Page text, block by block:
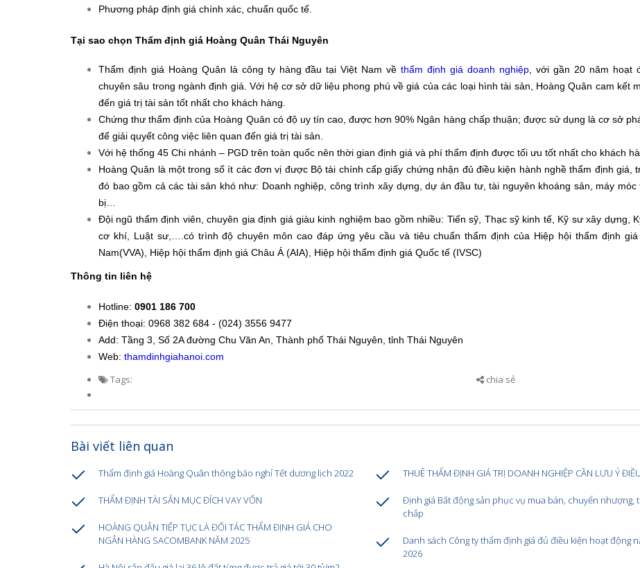
Phương pháp định giá chính xác, chuẩn quốc tế.
Tại sao chọn Thẩm định giá Hoàng Quân Thái Nguyên
Thẩm định giá Hoàng Quân là công ty hàng đầu tại Việt Nam vềthẩm định giá doanh nghiệp, với gần 20 năm hoạt
chuyên sâu trong ngành định giá. Với hệ cơ sở dữ liệu phong phú về giá của các loại hình tài sản, Hoàng Quân cam kết
đến giá trị tài sản tốt nhất cho khách hàng.
Chứng thư thẩm định của Hoàng Quân có độ uy tín cao, được hơn 90% Ngân hàng chấp thuận; được sử dụng là cơ sở
để giải quyết công việc liên quan đến giá trị tài sản.
Với hệ thống 45 Chi nhánh – PGD trên toàn quốc nên thời gian định giá và phí thẩm định được tối ưu tốt nhất cho khách
Hoàng Quân là một trong số ít các đơn vị được Bộ tài chính cấp giấy chứng nhận đủ điều kiện hành nghề thẩm định giá,
đó bao gồm cả các tài sản khó như: Doanh nghiệp, công trình xây dựng, dự án đầu tư, tài nguyên khoáng sản, máy móc
bị…
Đội ngũ thẩm định viên, chuyên gia định giá giàu kinh nghiệm bao gồm nhiều: Tiến sỹ, Thạc sỹ kinh tế, Kỹ sư xây dựng,
cơ khí, Luật sư,….có trình độ chuyên môn cao đáp ứng yêu cầu và tiêu chuẩn thẩm định của Hiệp hội thẩm định giá
Nam(VVA), Hiệp hội thẩm định giá Châu Á (AIA), Hiệp hội thẩm định giá Quốc tế (IVSC)
Thông tin liên hệ
Hotline: 0901 186 700
Điện thoại: 0968 382 684 - (024) 3556 9477
Add: Tầng 3, Số 2A đường Chu Văn An, Thành phố Thái Nguyên, tỉnh Thái Nguyên
Web: thamdinhgiahanoi.com
Tags: chia sẻ
Bài viết liên quan
Thẩm định giá Hoàng Quân thông báo nghỉ Tết dương lịch 2022
THẨM ĐỊNH TÀI SẢN MỤC ĐÍCH VAY VỐN
HOÀNG QUÂN TIẾP TỤC LÀ ĐỐI TÁC THẨM ĐỊNH GIÁ CHO
NGÂN HÀNG SACOMBANK NĂM 2025
THUÊ THẨM ĐỊNH GIÁ TRỊ DOANH NGHIỆP CẦN LƯU Ý
Định giá Bất động sản phục vụ mua bán, chuyển nhượng,
chấp
Danh sách Công ty thẩm định giá đủ điều kiện hoạt động
2026